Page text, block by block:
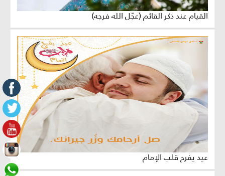
القيام عند ذكر القائم (عجّل الله فرجه)
عيد يفرح قلب الإمام